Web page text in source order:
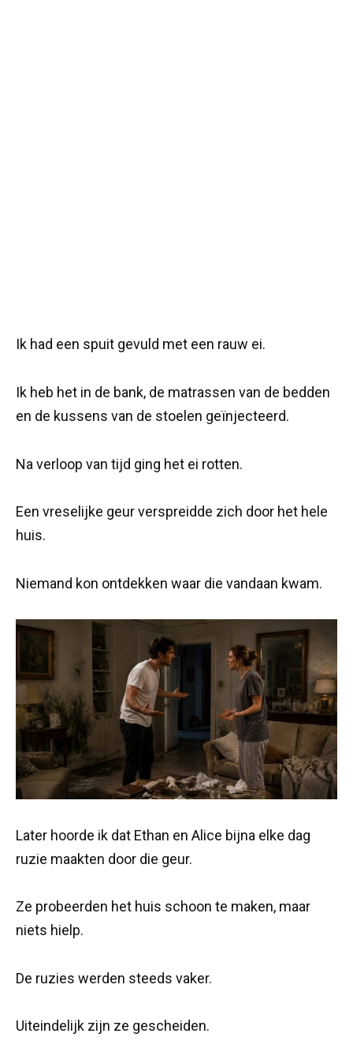
Ik had een spuit gevuld met een rauw ei.
Ik heb het in de bank, de matrassen van de bedden
en de kussens van de stoelen geïnjecteerd.
Na verloop van tijd ging het ei rotten.
Een vreselijke geur verspreidde zich door het hele
huis.
Niemand kon ontdekken waar die vandaan kwam.
Later hoorde ik dat Ethan en Alice bijna elke dag
ruzie maakten door die geur.
Ze probeerden het huis schoon te maken, maar
niets hielp.
De ruzies werden steeds vaker.
Uiteindelijk zijn ze gescheiden.